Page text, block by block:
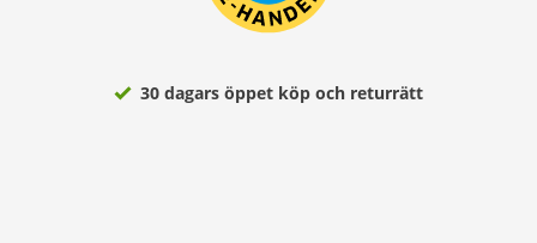
30 dagars öppet köp och returrätt